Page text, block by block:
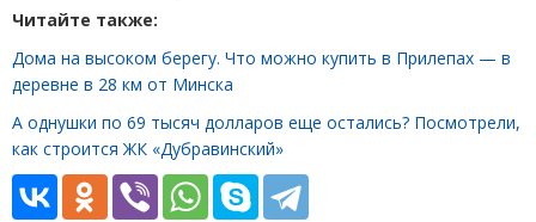
Читайте также:
Дома на высоком берегу. Что можно купить в Прилепах — в
деревне в 28 км от Минска
А однушки по 69 тысяч долларов еще остались? Посмотрели,
как строится ЖК «Дубравинский»